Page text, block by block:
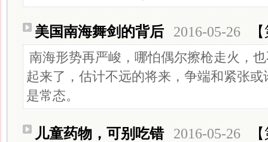
美国南海舞剑的背后 2016-05-26
南海形势再严峻，哪怕偶尔擦枪走火，
起来了，估计不远的将来，争端和紧张
是常态。
儿童药物，可别吃错 2016-05-26